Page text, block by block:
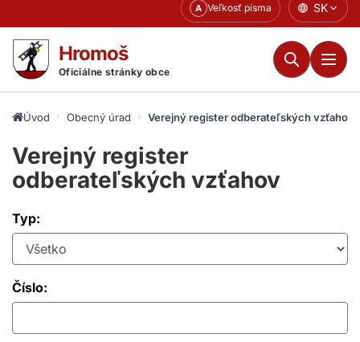
obsahu
A Veľkosť písma SK
Hromoš
Oficiálne stránky obce
Úvod Obecný úrad Verejný register odberateľských vzťahov
Verejný register
odberateľských vzťahov
Typ:
Číslo: